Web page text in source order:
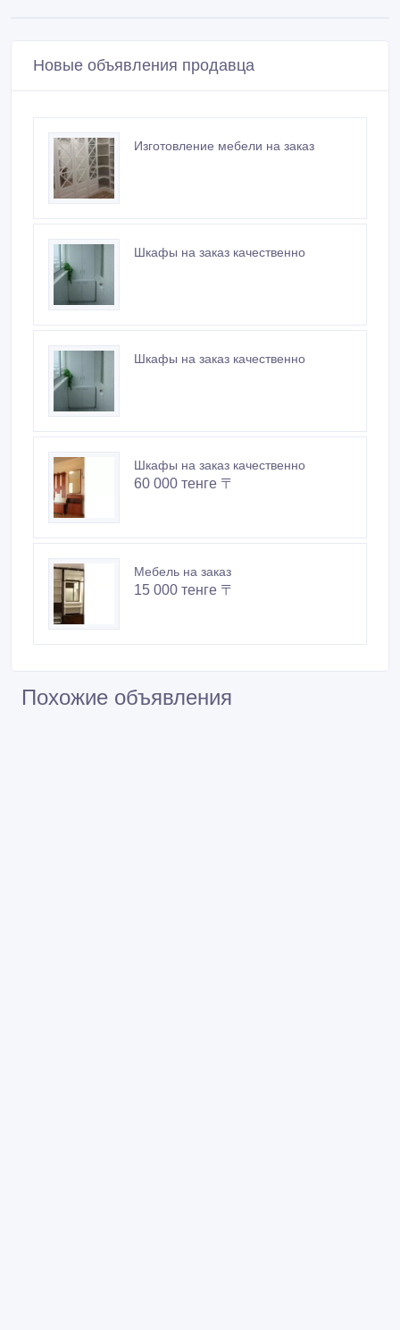
Новые объявления продавца
Изготовление мебели на заказ
Шкафы на заказ качественно
Шкафы на заказ качественно
Шкафы на заказ качественно
60 000 тенге 〒
Мебель на заказ
15 000 тенге 〒
Похожие объявления